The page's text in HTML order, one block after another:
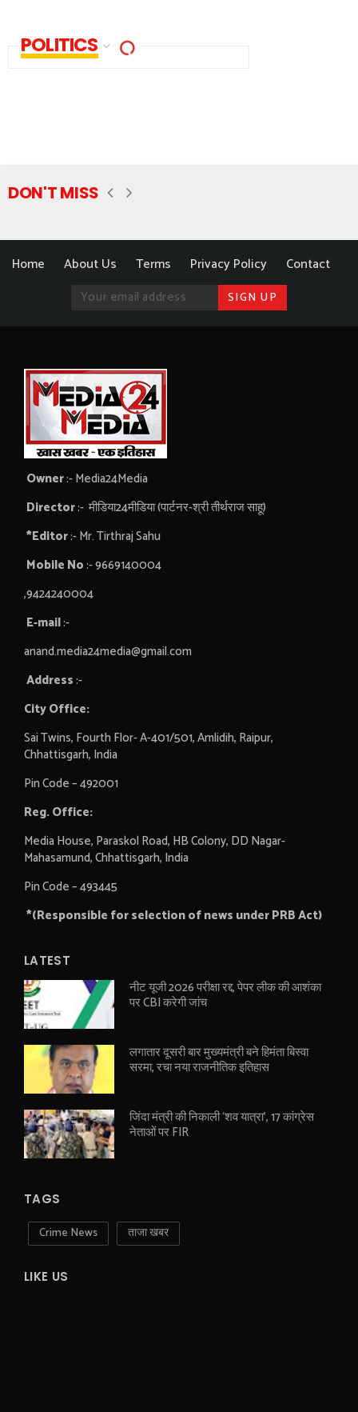
POLITICS
DON'T MISS
Home About Us Terms Privacy Policy Contact
Owner:- Media24Media
Director:- मीडिया24मीडिया (पार्टनर-श्री तीर्थराज साहू)
*Editor:- Mr. Tirthraj Sahu
Mobile No:- 9669140004
,9424240004
E-mail:-
anand.media24media@gmail.com
Address:-
City Office:
Sai Twins, Fourth Flor- A-401/501, Amlidih, Raipur,
Chhattisgarh, India
Pin Code – 492001
Reg. Office:
Media House, Paraskol Road, HB Colony, DD Nagar-
Mahasamund, Chhattisgarh, India
Pin Code – 493445
*(Responsible for selection of news under PRB Act)
LATEST
नीट यूजी 2026 परीक्षा रद्द, पेपर लीक की आशंका
पर CBI करेगी जांच
लगातार दूसरी बार मुख्यमंत्री बने हिमंता बिस्वा
सरमा, रचा नया राजनीतिक इतिहास
जिंदा मंत्री की निकाली ‘शव यात्रा’, 17 कांग्रेस
नेताओं पर FIR
TAGS
Crime News ताजा खबर
LIKE US